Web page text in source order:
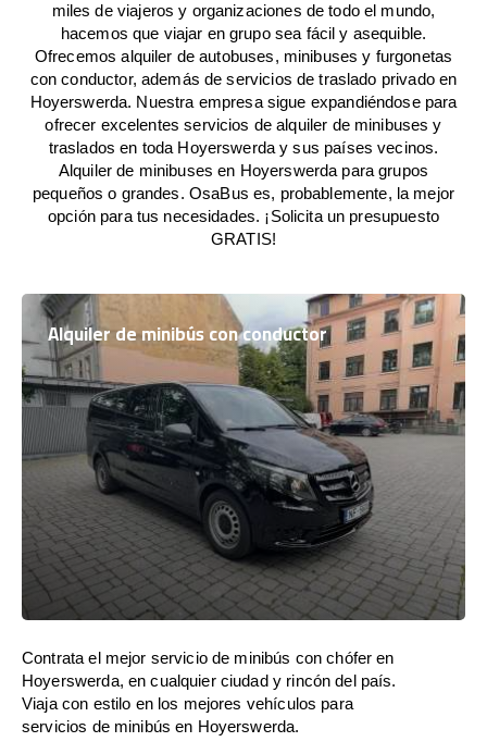
miles de viajeros y organizaciones de todo el mundo,
hacemos que viajar en grupo sea fácil y asequible.
Ofrecemos alquiler de autobuses, minibuses y furgonetas
con conductor, además de servicios de traslado privado en
Hoyerswerda. Nuestra empresa sigue expandiéndose para
ofrecer excelentes servicios de alquiler de minibuses y
traslados en toda Hoyerswerda y sus países vecinos.
Alquiler de minibuses en Hoyerswerda para grupos
pequeños o grandes. OsaBus es, probablemente, la mejor
opción para tus necesidades. ¡Solicita un presupuesto
GRATIS!
Alquiler de minibús con conductor
Contrata el mejor servicio de minibús con chófer en
Hoyerswerda, en cualquier ciudad y rincón del país.
Viaja con estilo en los mejores vehículos para
servicios de minibús en Hoyerswerda.